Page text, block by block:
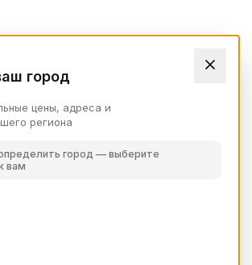
город
цены, адреса и
региона
город — выберите
вам